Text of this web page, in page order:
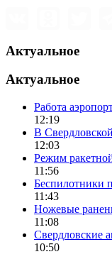
Актуальное
Актуальное
Работа
12:19
В
12:03
Режим
11:56
Беспилотники
11:43
Ножевые
11:08
Свердловские
10:50